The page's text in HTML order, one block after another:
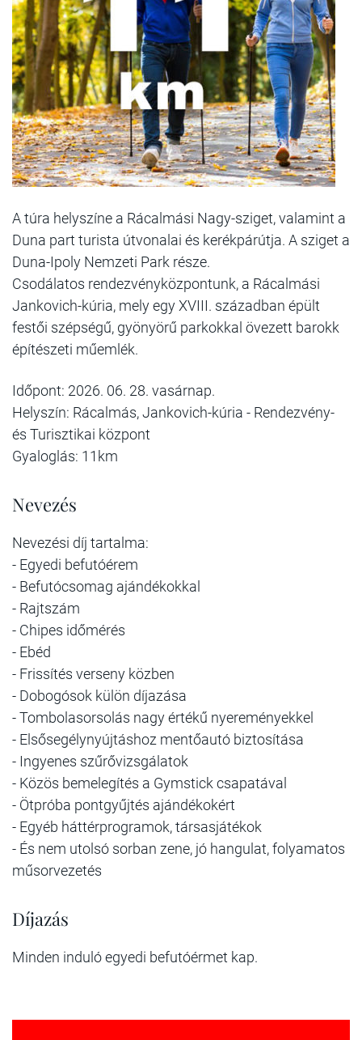
A túra helyszíne a Rácalmási Nagy-sziget, valamint a
Duna part turista útvonalai és kerékpárútja. A sziget a
Duna-Ipoly Nemzeti Park része.
Csodálatos rendezvényközpontunk, a Rácalmási
Jankovich-kúria, mely egy XVIII. században épült
festői szépségű, gyönyörű parkokkal övezett barokk
építészeti műemlék.
Időpont: 2026. 06. 28. vasárnap.
Helyszín: Rácalmás, Jankovich-kúria - Rendezvény-
és Turisztikai központ
Gyaloglás: 11km
Nevezés
Nevezési díj tartalma:
- Egyedi befutóérem
- Befutócsomag ajándékokkal
- Rajtszám
- Chipes időmérés
- Ebéd
- Frissítés verseny közben
- Dobogósok külön díjazása
- Tombolasorsolás nagy értékű nyereményekkel
- Elsősegélynyújtáshoz mentőautó biztosítása
- Ingyenes szűrővizsgálatok
- Közös bemelegítés a Gymstick csapatával
- Ötpróba pontgyűjtés ajándékokért
- Egyéb háttérprogramok, társasjátékok
- És nem utolsó sorban zene, jó hangulat, folyamatos
műsorvezetés
Díjazás
Minden induló egyedi befutóérmet kap.